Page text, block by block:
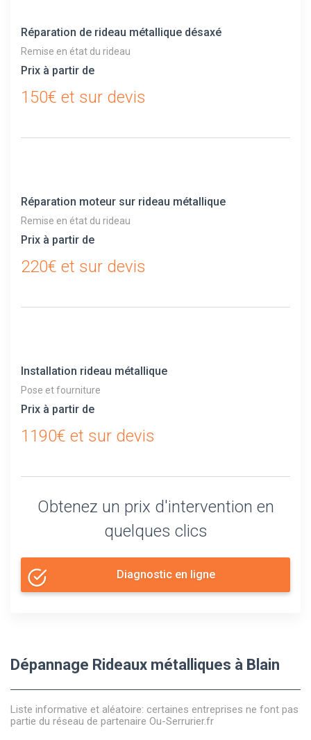
Réparation de rideau métallique désaxé
Remise en état du rideau
Prix à partir de
150€ et sur devis
Réparation moteur sur rideau métallique
Remise en état du rideau
Prix à partir de
220€ et sur devis
Installation rideau métallique
Pose et fourniture
Prix à partir de
1190€ et sur devis
Obtenez un prix d'intervention en
quelques clics
Diagnostic en ligne
Dépannage Rideaux métalliques à Blain
Liste informative et aléatoire: certaines entreprises ne font pas
partie du réseau de partenaire Ou-Serrurier.fr